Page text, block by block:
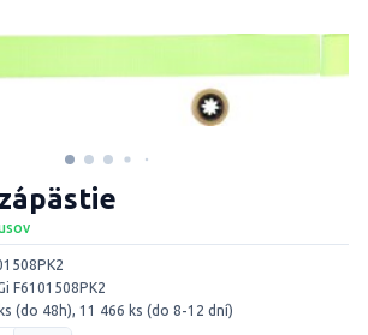
F6101508PK2
(do 48h), 11 466 ks (do 8-12 dní)